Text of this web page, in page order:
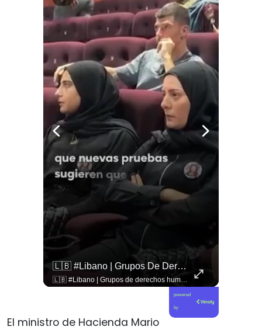
🇱🇧 #Libano | Grupos De Derechos Humanos Presentan Pruebas Sobre El Asesinato De La Periodista Libanesa Amal Khalil, Asesinada Por Israel.
🇱🇧 #Libano | Grupos de derechos humanos presentan pruebas sobre el asesinato de la periodista libanesa Amal Khalil, asesinada por Israel.
powered
by
El ministro de Hacienda Mario